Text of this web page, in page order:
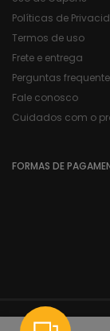
Políticas de
Termos de uso
Frete e entrega
Perguntas
Fale conosco
Cuidados com o
FORMAS DE